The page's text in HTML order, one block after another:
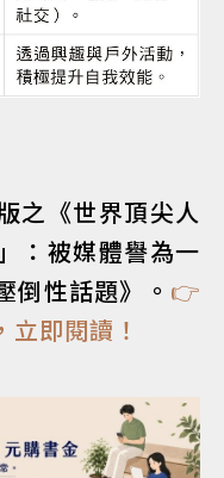
之《世界頂尖人
：被媒體譽為一
倒性話題》。 👉
即閱讀！